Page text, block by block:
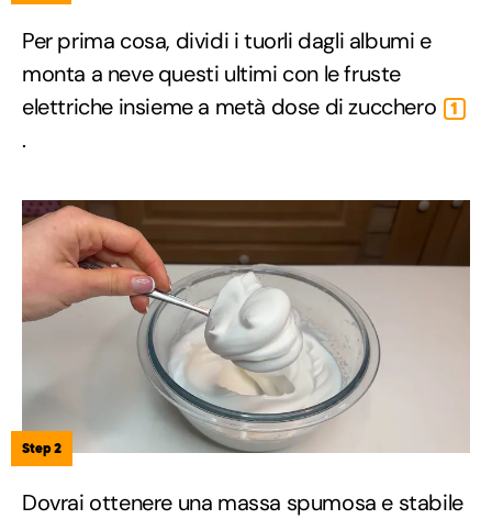
Per prima cosa, dividi i tuorli dagli albumi e
monta a neve questi ultimi con le fruste
elettriche insieme a metà dose di zucchero
1
.
Step 2
Dovrai ottenere una massa spumosa e stabile